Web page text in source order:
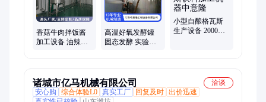
香菇牛肉拌饭酱
加工设备 油辣椒
高温好氧发酵罐
固态发酵 实验实
小型自酿格瓦斯
生产设备 2000瓶
诸城市亿马机械有限公司
洽谈
安心购
综合体验L0 真实工厂 回复及时 出价迅速